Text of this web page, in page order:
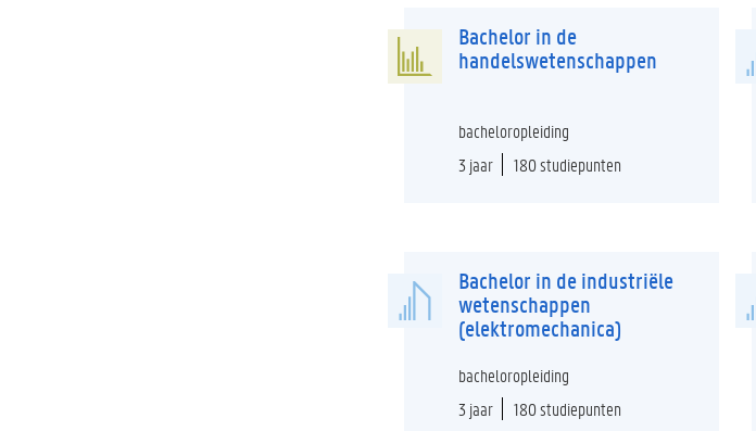
Bachelor in de
handelswetenschappen
bacheloropleiding
3 jaar
180 studiepunten
Bachelor in de industriële
wetenschappen
(elektromechanica)
bacheloropleiding
3 jaar
180 studiepunten